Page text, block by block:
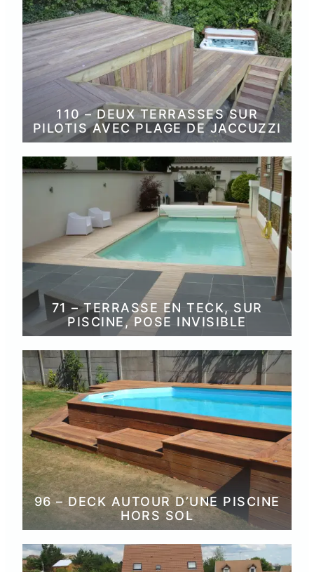
110 – DEUX TERRASSES SUR
PILOTIS AVEC PLAGE DE JACCUZZI
71 – TERRASSE EN TECK, SUR
PISCINE, POSE INVISIBLE
96 – DECK AUTOUR D’UNE PISCINE
HORS SOL